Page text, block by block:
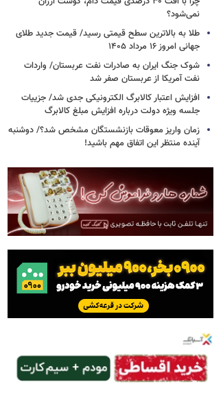
نمی‌شود؟
طلا به بالاترین سطح قیمتی رسید/ قیمت جدید طلای
جهانی امروز ۱۶ مرداد ۱۴۰۵
شوک جنگ ایران به صادرات نفت عربستان/ واردات
نفت آمریکا از عربستان صفر شد
افزایش اعتبار کالابرگ الکترونیکی جدی شد/ جزییات
جلسه ویژه دولت درباره افزایش مبلغ کالابرگ
زمان واریز معوقات بازنشستگان مشخص شد؟/ دوشنبه
آینده منتظر این اتفاق مهم باشید!